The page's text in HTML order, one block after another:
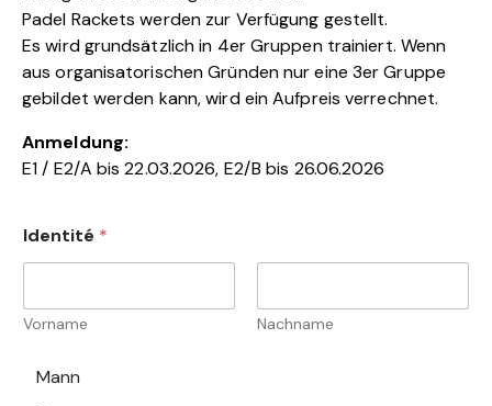
Padel Rackets werden zur Verfügung gestellt.
Es wird grundsätzlich in 4er Gruppen trainiert. Wenn
aus organisatorischen Gründen nur eine 3er Gruppe
gebildet werden kann, wird ein Aufpreis verrechnet.
Anmeldung:
E1 / E2/A bis 22.03.2026, E2/B bis 26.06.2026
Identité *
Vorname Nachname
Mann